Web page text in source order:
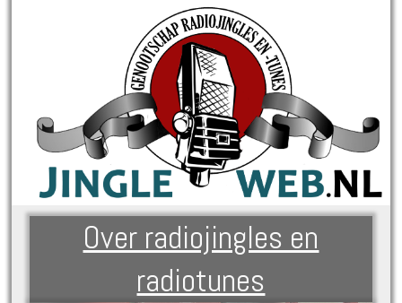
Over radiojingles en
radiotunes